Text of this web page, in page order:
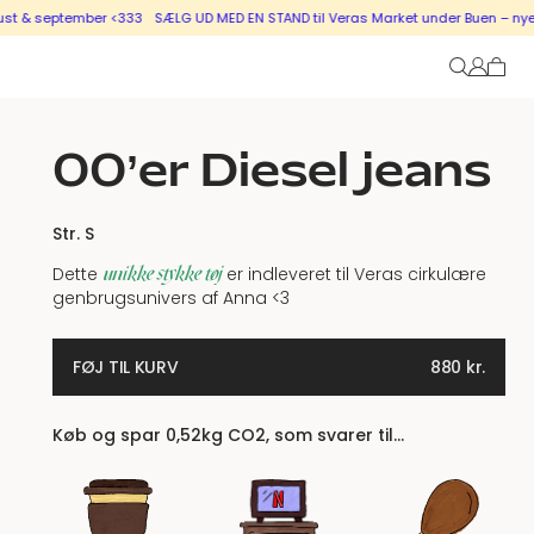
<333 SÆLG UD MED EN STAND til Veras Market under Buen – nye
00’er Diesel jeans
Str. S
Dette unikke stykke tøjer indleveret til Veras cirkulære
genbrugsunivers af Anna <3
FØJ TIL KURV 880 kr.
Køb og spar 0,52kg CO2, som svarer til…